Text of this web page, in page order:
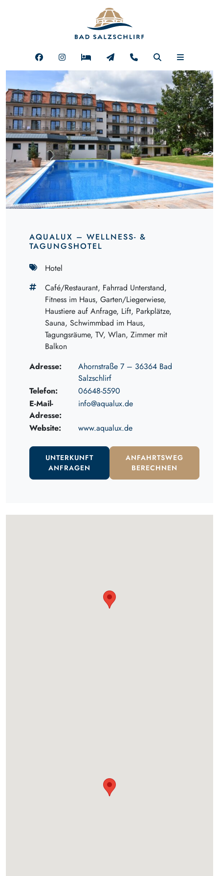
AQUALUX – WELLNESS- &
TAGUNGSHOTEL
Hotel
Café/Restaurant, Fahrrad Unterstand,
Fitness im Haus, Garten/Liegerwiese,
Haustiere auf Anfrage, Lift, Parkplätze,
Sauna, Schwimmbad im Haus,
Tagungsräume, TV, Wlan, Zimmer mit
Balkon
Adresse:
Ahornstraße 7 – 36364 Bad
Salzschlirf
Telefon:
06648-5590
E-Mail-
Adresse:
info@aqualux.de
Website: www.aqualux.de
UNTERKUNFT
ANFRAGEN
ANFAHRTSWEG
BERECHNEN